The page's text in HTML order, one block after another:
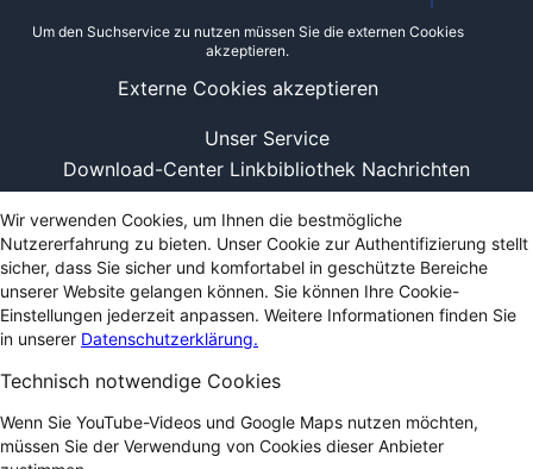
Unser Service
Download-Center Linkbibliothek Nachrichten
Um den Suchservice zu nutzen müssen Sie die externen Cookies
akzeptieren.
Externe Cookies akzeptieren
Wir verwenden Cookies, um Ihnen die bestmögliche
Nutzererfahrung zu bieten. Unser Cookie zur Authentifizierung stellt
sicher, dass Sie sicher und komfortabel in geschützte Bereiche
unserer Website gelangen können. Sie können Ihre Cookie-
Einstellungen jederzeit anpassen. Weitere Informationen finden Sie
in unserer Datenschutzerklärung.
Technisch notwendige Cookies
Wenn Sie YouTube-Videos und Google Maps nutzen möchten,
müssen Sie der Verwendung von Cookies dieser Anbieter